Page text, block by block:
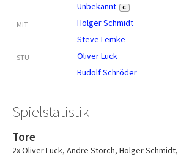
Unbekannt
C
MIT
Holger Schmidt
Steve Lemke
STU
Oliver Luck
Rudolf Schröder
Spielstatistik
Tore
2x Oliver Luck, Andre Storch, Holger Schmidt,